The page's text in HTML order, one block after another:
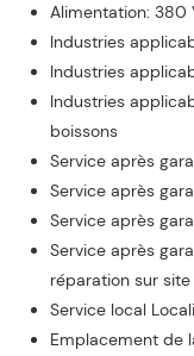
Alimentation: 380
Industries
Industries
Industries
boissons
Service après
Service après
Service après
Service après
réparation sur site
Service local
Emplacement de